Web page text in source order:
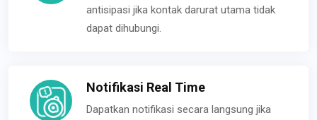
antisipasi jika kontak darurat utama tidak
dapat dihubungi.
Notifikasi Real Time
Dapatkan notifikasi secara langsung jika